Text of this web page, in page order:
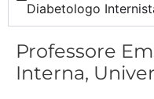
Diabetologo
Professore
Interna,